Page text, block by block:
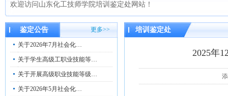
欢迎访问山东化工技师学院培训鉴定处网站！
鉴定公告 更多>>
关于2026年7月社会化…
关于学生高级工职业技能等…
关于开展高级职业技能等级…
关于2026年5月社会化…
培训鉴定处
2025年